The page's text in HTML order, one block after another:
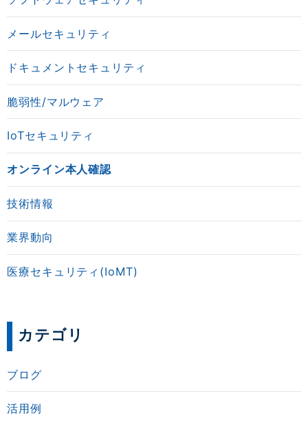
メールセキュリティ
ドキュメントセキュリティ
脆弱性/マルウェア
IoTセキュリティ
オンライン本人確認
技術情報
業界動向
医療セキュリティ(IoMT)
カテゴリ
ブログ
活用例